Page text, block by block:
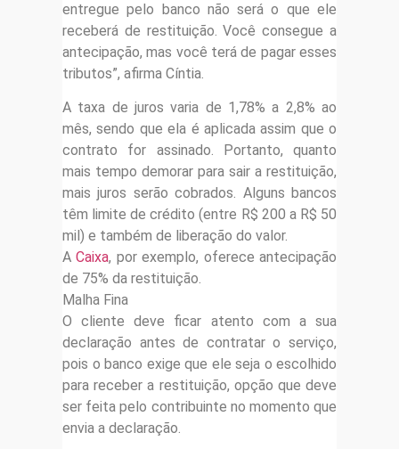
entregue pelo banco não será o que ele
receberá de restituição. Você consegue a
antecipação, mas você terá de pagar esses
tributos”, afirma Cíntia.
A taxa de juros varia de 1,78% a 2,8% ao
mês, sendo que ela é aplicada assim que o
contrato for assinado. Portanto, quanto
mais tempo demorar para sair a restituição,
mais juros serão cobrados. Alguns bancos
têm limite de crédito (entre R$ 200 a R$ 50
mil) e também de liberação do valor.
ACaixa, por exemplo, oferece antecipação
de 75% da restituição.
Malha Fina
O cliente deve ficar atento com a sua
declaração antes de contratar o serviço,
pois o banco exige que ele seja o escolhido
para receber a restituição, opção que deve
ser feita pelo contribuinte no momento que
envia a declaração.